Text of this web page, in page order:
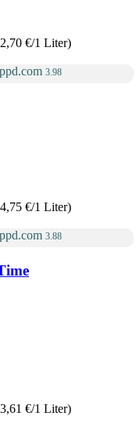
€/1 Liter)
3.98
€/1 Liter)
3.88
€/1 Liter)